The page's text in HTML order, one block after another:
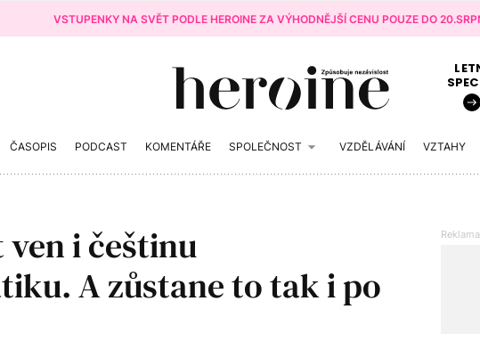
VSTUPENKY NA SVĚT PODLE HEROINE ZA VÝHODNĚJŠÍ CENU POUZE DO
ČASOPIS PODCAST KOMENTÁŘE SPOLEČNOST VZDĚLÁVÁNÍ VZTAHY
i češtinu
A zůstane to tak i po